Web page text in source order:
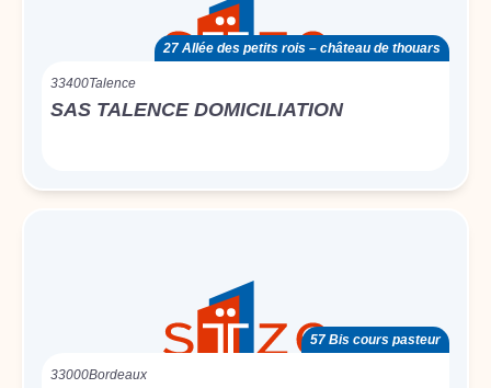
27 Allée des petits rois – château de thouars
33400Talence
SAS TALENCE DOMICILIATION
57 Bis cours pasteur
33000Bordeaux